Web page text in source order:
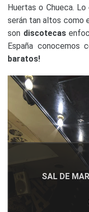
Huertas o Chueca.
serán tan altos como
son discotecas
España conocemos
baratos!
SAL DE